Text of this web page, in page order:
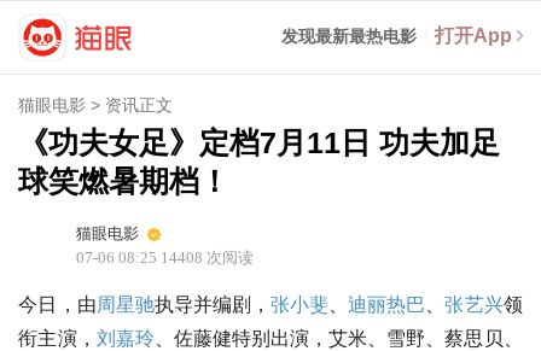
发现最新最热电影 打开App
猫眼电影 > 资讯正文
《功夫女足》定档7月11日 功夫加足
球笑燃暑期档！
猫眼电影
07-06 08:25 14408 次阅读
今日，由周星驰执导并编剧，张小斐、迪丽热巴、张艺兴领
衔主演， 刘嘉玲、佐藤健特别出演，艾米、雪野、蔡思贝、